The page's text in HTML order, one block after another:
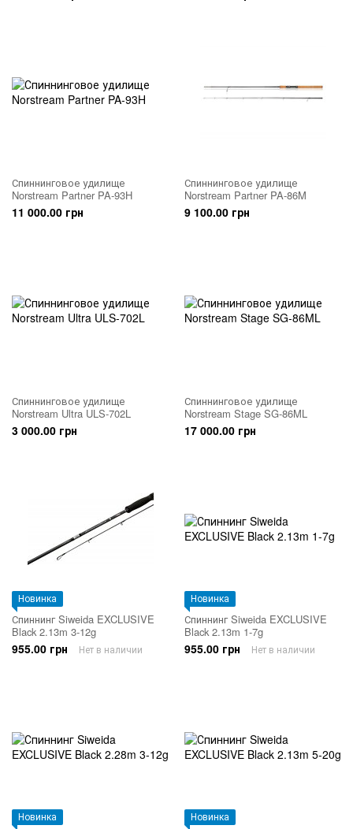
Спиннинговое удилище
Norstream Partner PA-93H
11 000.00 грн
Спиннинговое удилище
Norstream Partner PA-86M
9 100.00 грн
Спиннинговое удилище
Norstream Ultra ULS-702L
3 000.00 грн
Спиннинговое удилище
Norstream Stage SG-86ML
17 000.00 грн
Новинка
Спиннинг Siweida EXCLUSIVE
Black 2.13m 3-12g
955.00 грн Нет в наличии
Новинка
Спиннинг Siweida EXCLUSIVE
Black 2.13m 1-7g
955.00 грн Нет в наличии
Новинка Новинка